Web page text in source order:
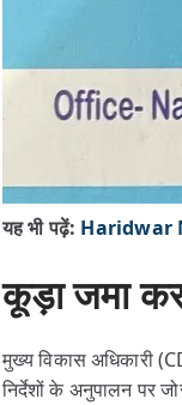
यह भी पढ़ें: Haridwar
कूड़ा जमा
मुख्य विकास अधिकारी
निर्देशों के अनुपालन पर